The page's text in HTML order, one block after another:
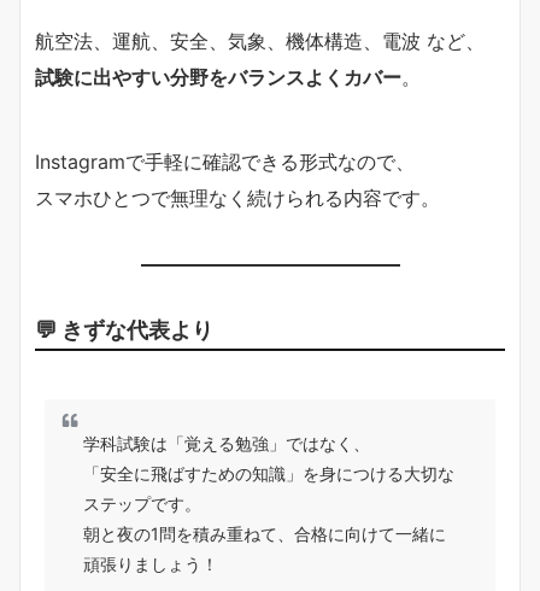
航空法、運航、安全、気象、機体構造、電波 など、
試験に出やすい分野をバランスよくカバー。
Instagramで手軽に確認できる形式なので、
スマホひとつで無理なく続けられる内容です。
💬 きずな代表より
学科試験は「覚える勉強」ではなく、
「安全に飛ばすための知識」を身につける大切な
ステップです。
朝と夜の1問を積み重ねて、合格に向けて一緒に
頑張りましょう！